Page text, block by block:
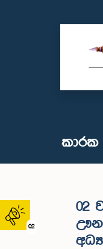
02
කාරක
02